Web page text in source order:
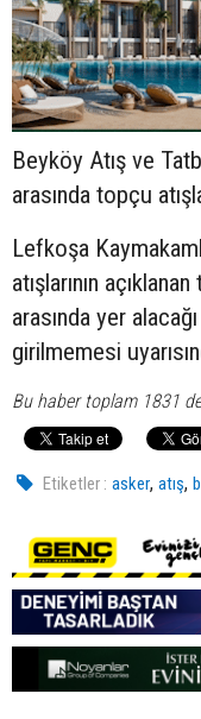
Beyköy Atış ve
arasında topçu
Lefkoşa
atışlarının
arasında yer
girilmemesi
Bu haber toplam 1831
Etiketler : asker,atış,